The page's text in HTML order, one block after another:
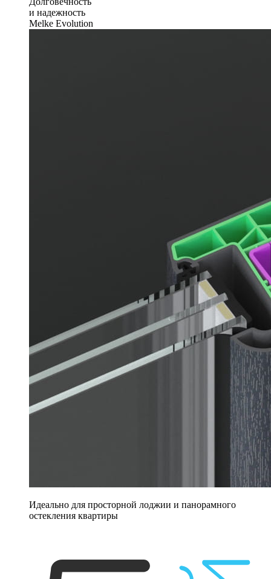
и надежность
Melke Evolution
Идеально для просторной лоджии и панорамного
остекления квартиры